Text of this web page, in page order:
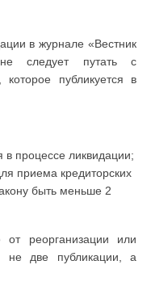
в журнале «Вестник
(не следует путать с
публикуется в
в процессе ликвидации;
приема кредиторских
быть меньше 2
реорганизации или
не две публикации, а